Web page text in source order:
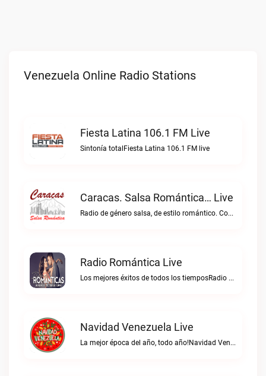
Venezuela Online Radio Stations
Fiesta Latina 106.1 FM Live
Sintonía totalFiesta Latina 106.1 FM live
Caracas. Salsa Romántica… Live
Radio de género salsa, de estilo romántico. Con la selección musical que nos gusta...Caracas. Salsa Romántica… live
Radio Romántica Live
Los mejores éxitos de todos los tiemposRadio Romántica live
Navidad Venezuela Live
La mejor época del año, todo año!Navidad Venezuela live